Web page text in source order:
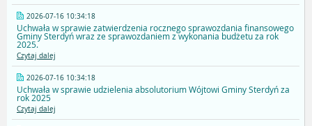
2026-07-16 10:34:18
Uchwała w sprawie zatwierdzenia rocznego sprawozdania finansowego
Gminy Sterdyń wraz ze sprawozdaniem z wykonania budżetu za rok
2025.
Czytaj dalej
2026-07-16 10:34:18
Uchwała w sprawie udzielenia absolutorium Wójtowi Gminy Sterdyń za
rok 2025
Czytaj dalej